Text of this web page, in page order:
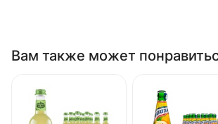
Вам также может